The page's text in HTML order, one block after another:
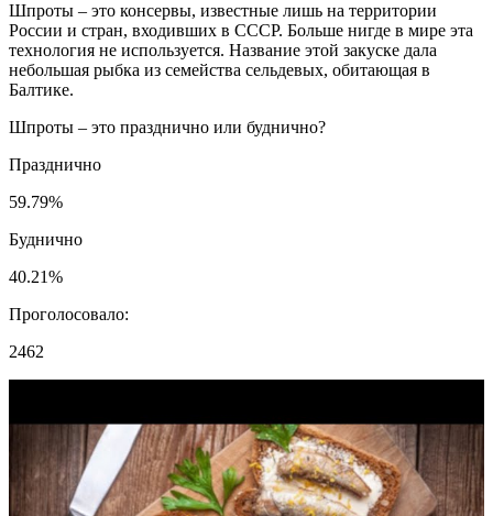
Шпроты – это консервы, известные лишь на территории
России и стран, входивших в СССР. Больше нигде в мире эта
технология не используется. Название этой закуске дала
небольшая рыбка из семейства сельдевых, обитающая в
Балтике.
Шпроты – это празднично или буднично?
Празднично
59.79%
Буднично
40.21%
Проголосовало:
2462